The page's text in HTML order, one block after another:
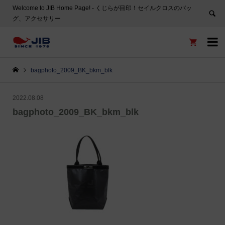
Welcome to JIB Home Page! ‐ くじらが目印！セイルクロスのバッ
グ、アクセサリー


bagphoto_2009_BK_bkm_blk
2022.08.08
bagphoto_2009_BK_bkm_blk